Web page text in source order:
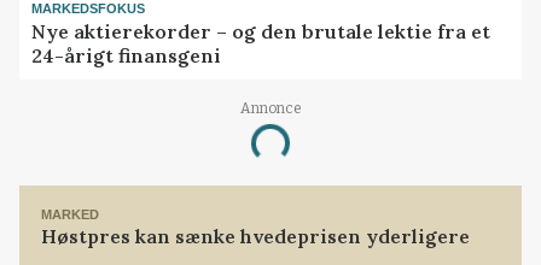
MARKEDSFOKUS
Nye aktierekorder – og den brutale lektie fra et
24-årigt finansgeni
Annonce
Loading...
MARKED
Høstpres kan sænke hvedeprisen yderligere